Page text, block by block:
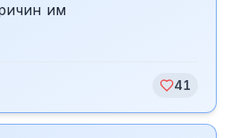
им
41